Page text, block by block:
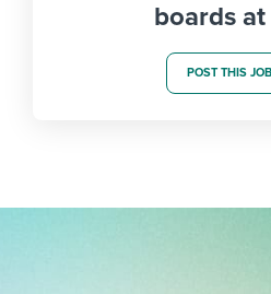
boards
POST THIS